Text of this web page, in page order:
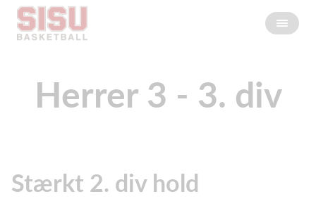
Herrer 3 - 3. div
Stærkt 2. div hold